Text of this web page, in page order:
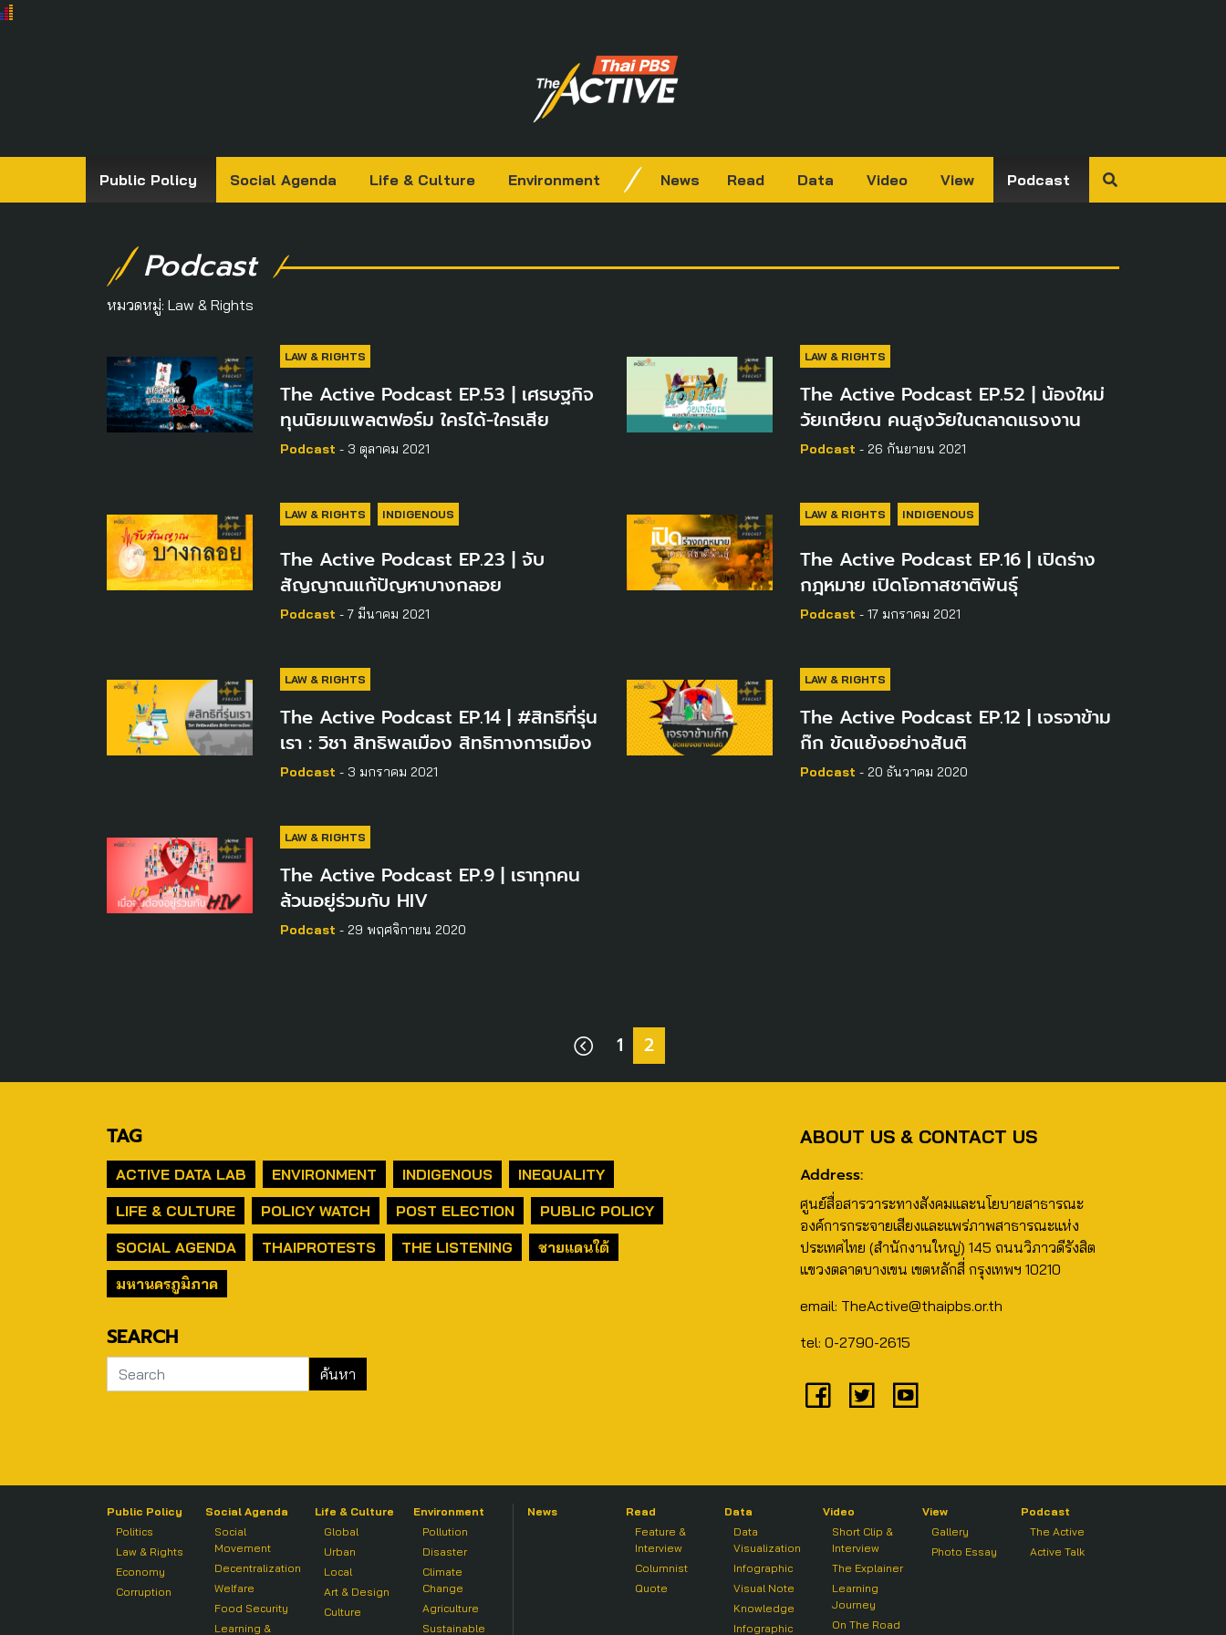
Public Policy Social Agenda Life & Culture Environment News Read Data Video View Podcast
Podcast
หมวดหมู่: Law & Rights
LAW & RIGHTS
The Active Podcast EP.53 | เศรษฐกิจ
ทุนนิยมแพลตฟอร์ม ใครได้-ใครเสีย
Podcast - 3 ตุลาคม 2021
LAW & RIGHTS
The Active Podcast EP.52 | น้องใหม่
วัยเกษียณ คนสูงวัยในตลาดแรงงาน
Podcast - 26 กันยายน 2021
LAW & RIGHTS INDIGENOUS
The Active Podcast EP.23 | จับ
สัญญาณแก้ปัญหาบางกลอย
Podcast - 7 มีนาคม 2021
LAW & RIGHTS INDIGENOUS
The Active Podcast EP.16 | เปิดร่าง
กฎหมาย เปิดโอกาสชาติพันธุ์
Podcast - 17 มกราคม 2021
LAW & RIGHTS
The Active Podcast EP.14 | #สิทธิที่รุ่น
เรา : วิชา สิทธิพลเมือง สิทธิทางการเมือง
Podcast - 3 มกราคม 2021
LAW & RIGHTS
The Active Podcast EP.12 | เจรจาข้าม
ก๊ก ขัดแย้งอย่างสันติ
Podcast - 20 ธันวาคม 2020
LAW & RIGHTS
The Active Podcast EP.9 | เราทุกคน
ล้วนอยู่ร่วมกับ HIV
Podcast - 29 พฤศจิกายน 2020
1 2
TAG
ACTIVE DATA LAB ENVIRONMENT INDIGENOUS
INEQUALITY
LIFE & CULTURE
POLICY WATCH POST ELECTION
PUBLIC POLICY
SOCIAL AGENDA
THAIPROTESTS THE LISTENING
ชายแดนใต้
มหานครภูมิภาค
SEARCH
ABOUT US & CONTACT US
Address:
ศูนย์สื่อสารวาระทางสังคมและนโยบายสาธารณะ
องค์การกระจายเสียงและแพร่ภาพสาธารณะแห่ง
ประเทศไทย (สำนักงานใหญ่) 145 ถนนวิภาวดีรังสิต
แขวงตลาดบางเขน เขตหลักสี่ กรุงเทพฯ 10210
email: TheActive@thaipbs.or.th
tel: 0-2790-2615
Public Policy
Politics
Law & Rights
Economy
Corruption
Social Agenda
Social
Movement
Decentralization
Welfare
Food Security
Learning &
Life & Culture
Global
Urban
Local
Art & Design
Culture
Environment
Pollution
Disaster
Climate
Change
Agriculture
Sustainable
News
Read
Feature &
Interview
Columnist
Quote
Data
Data
Visualization
Infographic
Visual Note
Knowledge
Infographic
Video
Short Clip &
Interview
The Explainer
Learning
Journey
On The Road
View
Gallery
Photo Essay
Podcast
The Active
Active Talk